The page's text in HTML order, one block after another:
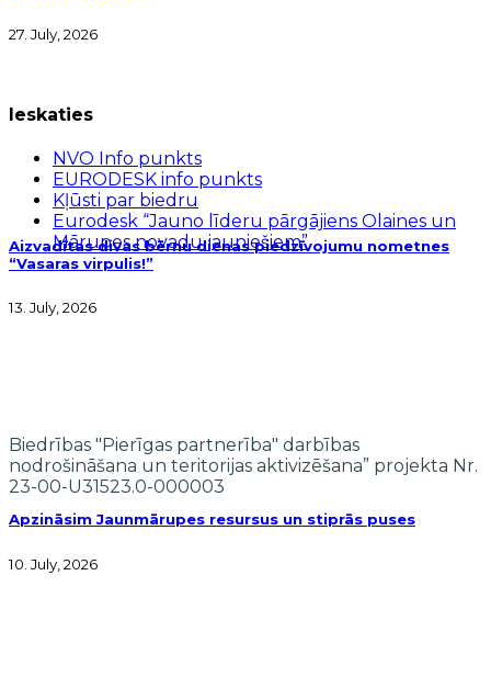
27. July, 2026
Aizvadītas divas bērnu dienas piedzīvojumu nometnes
“Vasaras virpulis!”
13. July, 2026
Apzināsim Jaunmārupes resursus un stiprās puses
10. July, 2026
Ieskaties
NVO Info punkts
EURODESK info punkts
Kļūsti par biedru
Eurodesk “Jauno līderu pārgājiens Olaines un
Mārupes novadu jauniešiem”
Biedrības "Pierīgas partnerība" darbības
nodrošināšana un teritorijas aktivizēšana” projekta Nr.
23-00-U31523.0-000003